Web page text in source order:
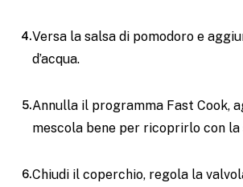
Versa la salsa di pomodoro e
d’acqua.
Annulla il programma Fast Cook,
mescola bene per ricoprirlo con la
Chiudi il coperchio, regola la